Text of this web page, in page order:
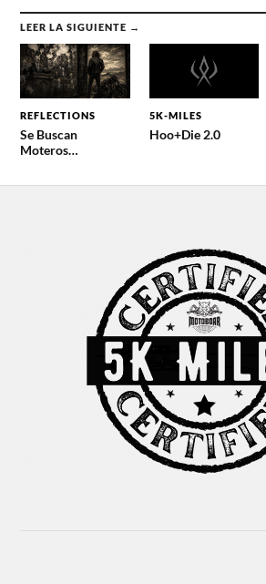
LEER LA SIGUIENTE →
REFLECTIONS
Se Buscan
Moteros…
5K-MILES
Hoo+Die 2.0